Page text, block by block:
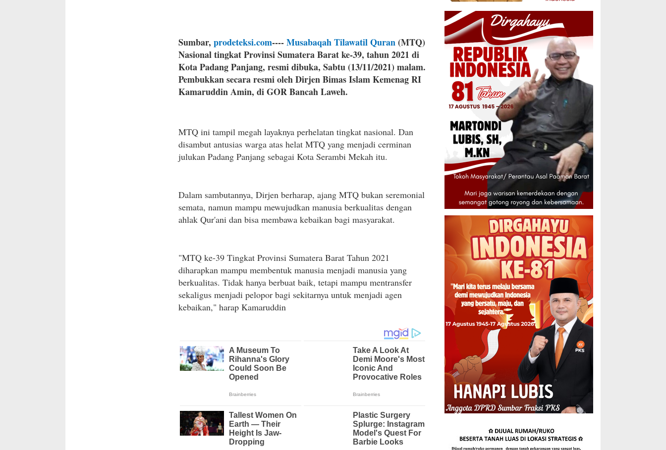
Sumbar, prodeteksi.com----Musabaqah Tilawatil Quran(MTQ)
Nasional tingkat Provinsi Sumatera Barat ke-39, tahun 2021 di
Kota Padang Panjang, resmi dibuka, Sabtu (13/11/2021) malam.
Pembukkan secara resmi oleh Dirjen Bimas Islam Kemenag RI
Kamaruddin Amin, di GOR Bancah Laweh.
MTQ ini tampil megah layaknya perhelatan tingkat nasional. Dan
disambut antusias warga atas helat MTQ yang menjadi cerminan
julukan Padang Panjang sebagai Kota Serambi Mekah itu.
Dalam sambutannya, Dirjen berharap, ajang MTQ bukan seremonial
semata, namun mampu mewujudkan manusia berkualitas dengan
ahlak Qur'ani dan bisa membawa kebaikan bagi masyarakat.
"MTQ ke-39 Tingkat Provinsi Sumatera Barat Tahun 2021
diharapkan mampu membentuk manusia menjadi manusia yang
berkualitas. Tidak hanya berbuat baik, tetapi mampu mentransfer
sekaligus menjadi pelopor bagi sekitarnya untuk menjadi agen
kebaikan," harap Kamaruddin